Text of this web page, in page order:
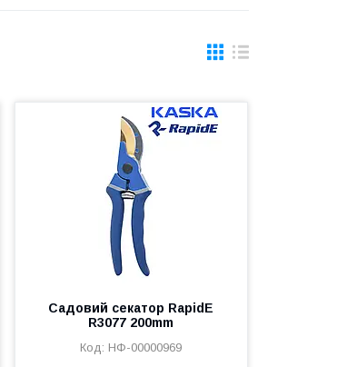
Садовий секатор RapidE
R3077 200mm
НФ-00000969